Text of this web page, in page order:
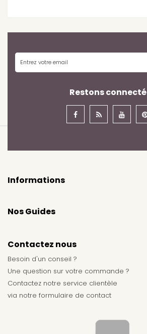
Restons connecté
Informations
Nos Guides
Contactez nous
Besoin d'un conseil ?
Une question sur votre commande ?
Contactez notre service clientèle
via notre formulaire de contact